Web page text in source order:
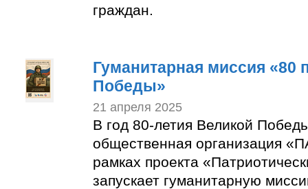
граждан.
Гуманитарная миссия «80
Победы»
21 апреля 2025
В год 80-летия Великой
общественная организация
рамках проекта
запускает гуманитарную